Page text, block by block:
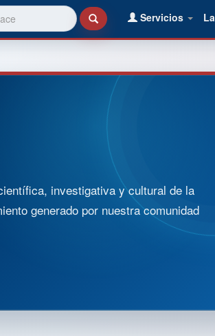
Servicios
investigativa y cultural de la
generado por nuestra comunidad